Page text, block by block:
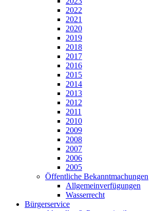
2022
2021
2020
2019
2018
2017
2016
2015
2014
2013
2012
2011
2010
2009
2008
2007
2006
2005
Öffentliche Bekanntmachungen
Allgemeinverfügungen
Wasserrecht
Bürgerservice